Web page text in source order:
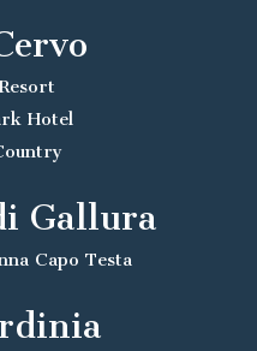
Hotel
Gallura
Capo Testa